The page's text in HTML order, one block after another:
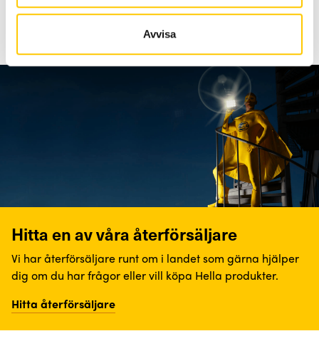
Avvisa
Hitta en av våra återförsäljare
Vi har återförsäljare runt om i landet som gärna hjälper
dig om du har frågor eller vill köpa Hella produkter.
Hitta återförsäljare